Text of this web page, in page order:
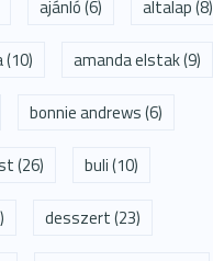
ajánló(6) altalap(8)
(10) amanda elstak(9)
bonnie andrews(6)
(26) buli(10)
desszert(23)